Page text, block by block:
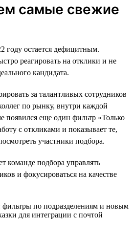
самые свежие
году остается дефицитным.
реагировать на отклики и не
кандидата.
за талантливых сотрудников
по рынку, внутри каждой
появился еще один фильтр «Только
с откликами и показывает те,
участники подбора.
команде подбора управлять
и фокусироваться на качестве